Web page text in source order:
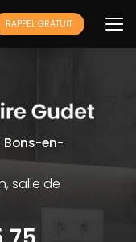
RAPPEL GRATUIT
en-
salle de